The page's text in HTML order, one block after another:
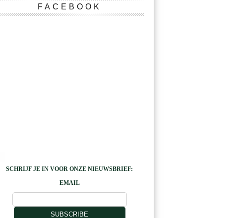
FACEBOOK
SCHRIJF JE IN VOOR ONZE NIEUWSBRIEF:
EMAIL
SUBSCRIBE